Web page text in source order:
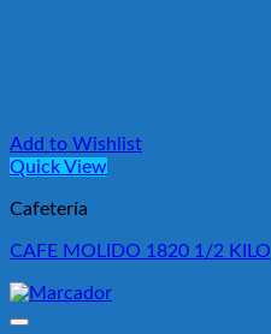
Add to Wishlist
Quick View
Cafetería
CAFE MOLIDO 1820 1/2 KILO